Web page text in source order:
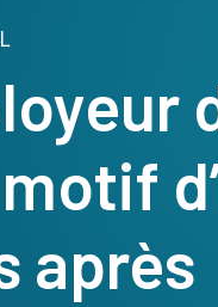
après